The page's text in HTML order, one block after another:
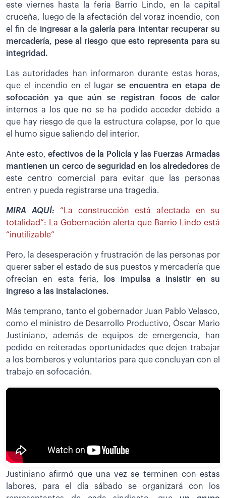
este viernes hasta la feria Barrio Lindo, en la capital
cruceña, luego de la afectación del voraz incendio, con
el fin de ingresar a la galería para intentar recuperar su
mercadería, pese al riesgo que esto representa para su
integridad.
Las autoridades han informaron durante estas horas,
que el incendio en el lugar se encuentra en etapa de
sofocación ya que aún se registran focos de calor
internos a los que no se ha podido acceder debido a
que hay riesgo de que la estructura colapse, por lo que
el humo sigue saliendo del interior.
Ante esto,efectivos de la Policía y las Fuerzas Armadas
mantienen un cerco de seguridad en los alrededores de
este centro comercial para evitar que las personas
entren y pueda registrarse una tragedia.
MIRA AQUÍ: “La construcción está afectada en su
totalidad”: La Gobernación alerta que Barrio Lindo está
“inutilizable”
Pero, la desesperación y frustración de las personas por
querer saber el estado de sus puestos y mercadería que
ofrecían en esta feria,
los impulsa a insistir en su
ingreso a las instalaciones.
Más temprano, tanto el gobernador Juan Pablo Velasco,
como el ministro de Desarrollo Productivo, Óscar Mario
Justiniano, además de equipos de emergencia, han
pedido en reiteradas oportunidades que dejen trabajar
a los bomberos y voluntarios para que concluyan con el
trabajo en sofocación.
Justiniano afirmó que una vez se terminen con estas
labores, para el día sábado se organizará con los